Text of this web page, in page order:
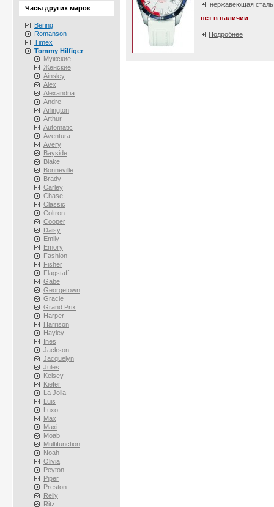
Часы других марок
Bering
Romanson
Timex
Tommy Hilfiger
Мужские
Женские
Ainsley
Alex
Alexandria
Andre
Arlington
Arthur
Automatic
Aventura
Avery
Bayside
Blake
Bonneville
Brady
Carley
Chase
Classic
Coltron
Cooper
Daisy
Emily
Emory
Fashion
Fisher
Flagstaff
Gabe
Georgetown
Gracie
Grand Prix
Harper
Harrison
Hayley
Ines
Jackson
Jacquelyn
Jules
Kelsey
Kiefer
La Jolla
Luis
Luxo
Max
Maxi
Moab
Multifunction
Noah
Olivia
Peyton
Piper
Preston
Reily
Ritz
нержавеющая сталь
нет в наличии
Подробнее